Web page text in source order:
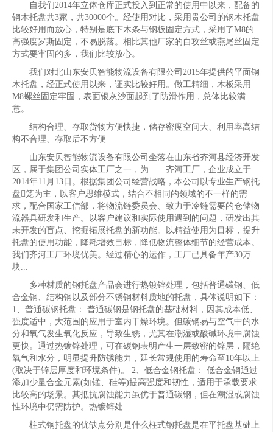
自我们2014年立体仓库正式投入到正常的使用中以来，配备的
钢木托盘共3家，共30000个。经使用对比，采用贵公司的钢木托盘
比较好用而放心，特别是底下木条与钢板固定方式，采用了M8的
高强度罗斯固定，不易脱落。相比其他厂家的自攻丝或燕尾丝固定
方式要牢固的多，我们比较放心。
我们对北山东安贝智能物流设备有限公司2015年提供的平面钢
木托盘，经正式使用以来，证实比较好用。做工精细，木板采用
M8螺丝固定牢固，表面银灰沙面起到了防滑作用，总体比较满
意。
结构合理、存取货物方便快捷，储存密度空间大、利用率高结
构不合理、存取后不方便
山东安贝智能物流设备有限公司坐落在山东省齐河县经济开发
区，属于集团公司实体工厂之一，为——齐河工厂，企业成立于
2014年11月13日。根据集团公司经营战略，本公司以专业生产钢托
盘笼为主，以客户思维模式，结合不相同的领域的不一样的需
求，配合国家工信部，将物流链委员会、致力于冷链需要的仓储物
流器具研发和生产。以客户建议和实际使用遇到的问题，研发出其
未开发的盲点、挖掘拓展托盘的新功能。以精益使用为目标，提升
托盘的使用功能，降耗增效目标，降低物流整体细节的经营成本。
我们齐河工厂环境优美。经过精心的运作，工厂已具备年产30万
块...
多种材质的钢托盘产品会进行热镀锌处理，包括普通碳钢、低
合金钢、结构钢以及部分不锈钢材料质地的托盘，具体说明如下：
1、普通碳钢托盘： 普通碳钢是钢托盘的基础材料，因其成本低、
强度适中，大范围的应用于室内干燥环境。但碳钢易与空气中的水
分和氧气发生氧化反应，导致生锈，尤其在潮湿或酸碱环境中腐蚀
更快。通过热镀锌处理，可在碳钢表明产生一层致密的锌层，隔绝
氧气和水分，明显提升防锈能力，延长常规使用的寿命至10年以上
(取决于锌层厚度和环境条件)。 2、低合金钢托盘： 低合金钢通过
添加少量合金元素(如锰、硅等)提高强度和韧性，适用于承载要求
比较高的场景。其抵抗腐蚀能力虽优于普通碳钢，但在潮湿或腐蚀
性环境中仍需防护。热镀锌处...
柱式钢托盘的优缺点分别是什么柱式钢托盘是在平托盘基础上